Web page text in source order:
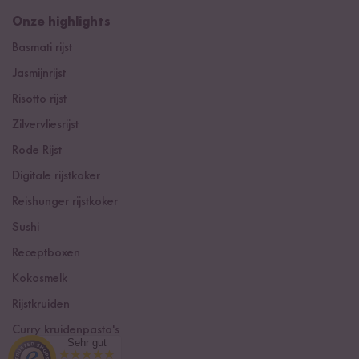
Onze highlights
Basmati rijst
Jasmijnrijst
Risotto rijst
Zilvervliesrijst
Rode Rijst
Digitale rijstkoker
Reishunger rijstkoker
Sushi
Receptboxen
Kokosmelk
Rijstkruiden
Curry kruidenpasta's
Sehr gut